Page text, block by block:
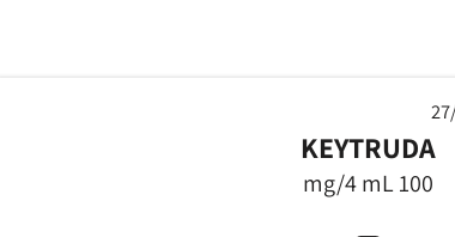
KEYTRUDA
100 mg/4 mL